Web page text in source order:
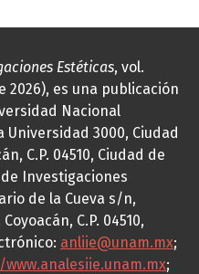
Estéticas, vol.
2026), es una publicación
Nacional
Universidad 3000, Ciudad
C.P. 04510, Ciudad de
Investigaciones
de la Cueva s/n,
C.P. 04510,
anliie@unam.mx;
;